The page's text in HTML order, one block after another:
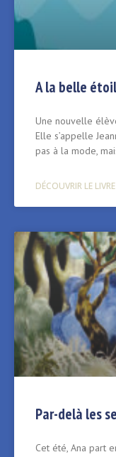
A la belle
Une nouvelle
Elle s’appelle
pas à la mode,
DÉCOUVRIR LE
Par-delà les
Cet été, Ana part